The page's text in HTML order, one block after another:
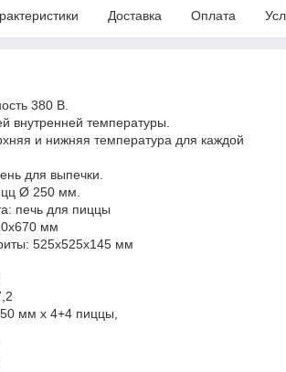
Доставка Оплата
380 В.
внутренней температуры.
и нижняя температура для каждой
для выпечки.
Ø 250 мм.
печь для пиццы
мм
525x525x145 мм
мм x 4+4 пиццы,